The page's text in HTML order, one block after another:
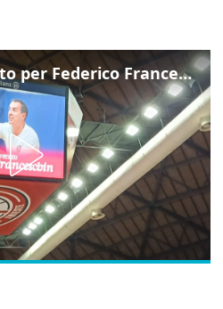
I messaggi di affetto per Federico Franceschin: così il mondo del basket gli è stato accanto fino all’ultimo